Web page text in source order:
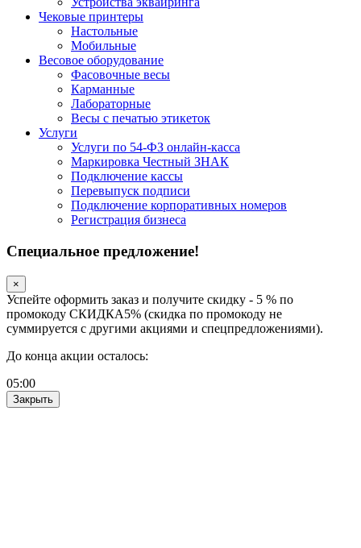
Чековые принтеры
Настольные
Мобильные
Весовое оборудование
Фасовочные весы
Карманные
Лабораторные
Весы с печатью этикеток
Услуги
Услуги по 54-ФЗ онлайн-касса
Маркировка Честный ЗНАК
Подключение кассы
Перевыпуск подписи
Подключение корпоративных номеров
Регистрация бизнеса
Специальное предложение!
×
Успейте оформить заказ и получите скидку - 5 % по
промокоду СКИДКА5% (скидка по промокоду не
суммируется с другими акциями и спецпредложениями).
До конца акции осталось:
05:00
Закрыть